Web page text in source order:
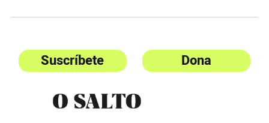
Suscríbete Dona